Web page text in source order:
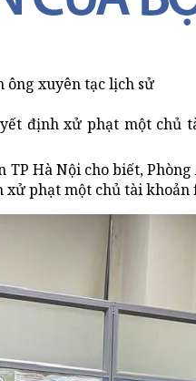
ông xuyên tạc lịch sử
định xử phạt một chủ
Hà Nội cho biết,
xử phạt một chủ tài